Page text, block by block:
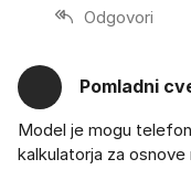
Odgovori
Pomladni
Model je mogu
kalkulatorja za